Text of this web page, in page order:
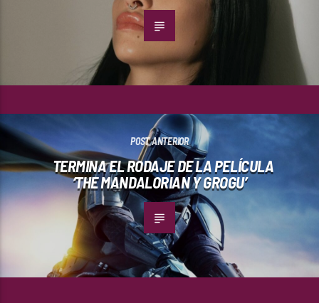
POST ANTERIOR
TERMINA EL RODAJE DE LA PELÍCULA
‘THE MANDALORIAN Y GROGU’